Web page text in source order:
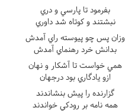
بفرمود تا پارسي و دري
نبشتند و کوتاه شد داوري
وزان پس چو پيوسته راي آمدش
بدانش خرد رهنماي آمدش
همي خواست تا آشکار و نهان
ازو يادگاري بود درجهان
گزارنده را پيش بنشاندند
همه نامه بر رودکي خواندند